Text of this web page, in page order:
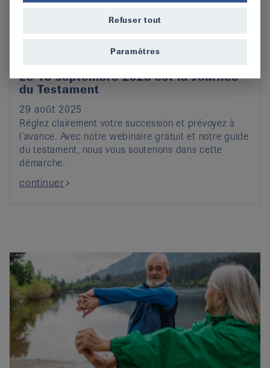
Le 13 septembre 2025 est la Journée
du Testament
29 août 2025
Réglez clairement votre succession et prévoyez à
l’avance. Avec notre webinaire gratuit et notre guide
du testament, nous vous soutenons dans cette
démarche.
continuer
Refuser tout
Paramètres